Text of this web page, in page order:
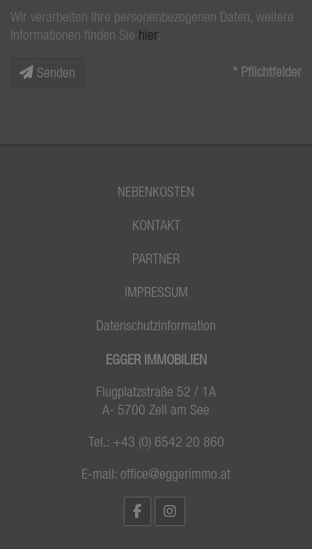
Wir verarbeiten Ihre personenbezogenen Daten, weitere
Informationen finden Sie hier.
Senden * Pflichtfelder
NEBENKOSTEN
KONTAKT
PARTNER
IMPRESSUM
Datenschutzinformation
EGGER IMMOBILIEN
Flugplatzstraße 52 / 1A
A- 5700 Zell am See
Tel.: +43 (0) 6542 20 860
E-mail: office@eggerimmo.at